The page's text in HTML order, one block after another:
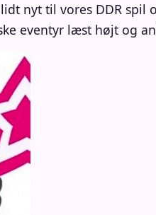
nyt til vores DDR
eventyr læst højt og